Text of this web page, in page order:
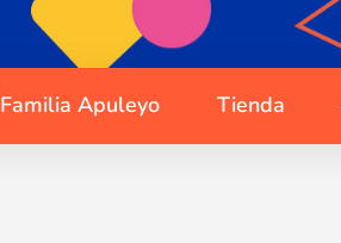
Familia Apuleyo Tienda